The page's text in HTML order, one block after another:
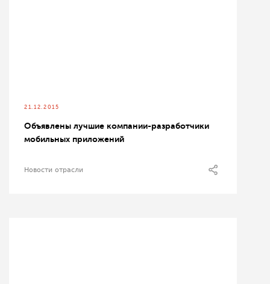
21.12.2015
Объявлены лучшие компании-разработчики
мобильных приложений
Новости отрасли